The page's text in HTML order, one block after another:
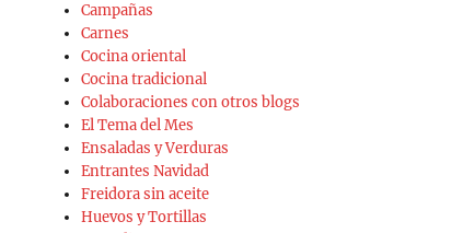
Campañas
Carnes
Cocina oriental
Cocina tradicional
Colaboraciones con otros blogs
El Tema del Mes
Ensaladas y Verduras
Entrantes Navidad
Freidora sin aceite
Huevos y Tortillas